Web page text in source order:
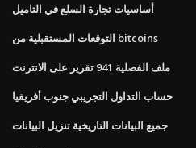
أساسيات تجارة السلع في التاميل
التوقعات المستقبلية من bitcoins
ملف الفصلية 941 تقرير على الانترنت
حساب التداول التجريبي جنوب أفريقيا
جميع البيانات التاريخية تنزيل البيانات